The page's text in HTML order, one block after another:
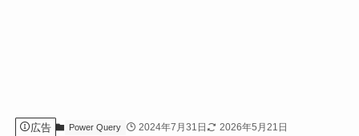
広告 Power Query 2024年7月31日 2026年5月21日